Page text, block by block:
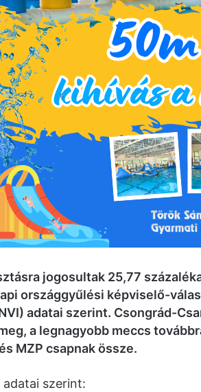
jogosultak 25,77
országgyűlési képviselő-
adatai szerint. Csongrád-
a legnagyobb meccs
MZP csapnak össze.
adatai szerint: